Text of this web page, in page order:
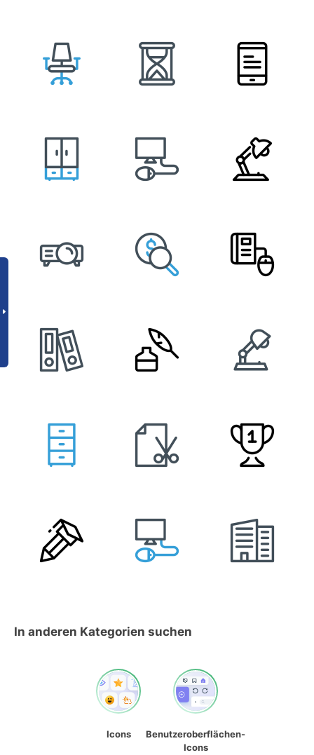
In anderen Kategorien suchen
Icons
Benutzeroberflächen-
Icons